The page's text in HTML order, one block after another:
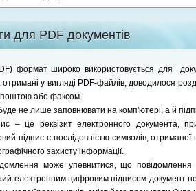
для PDF документів
формат широко використовується для
у вигляді PDF-файлів, доводилося
поштою або факсом.
не лише заповнювати на комп'ютері, а й
– це реквізит електронного документа,
підпис є послідовністю символів, отриманої
захисту інформації.
може упевнитися, що
електронним цифровим підписом документ